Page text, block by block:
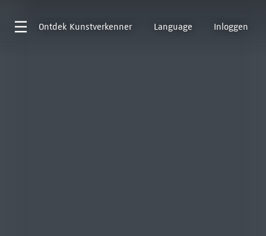
Ontdek Kunstverkenner Language Inloggen